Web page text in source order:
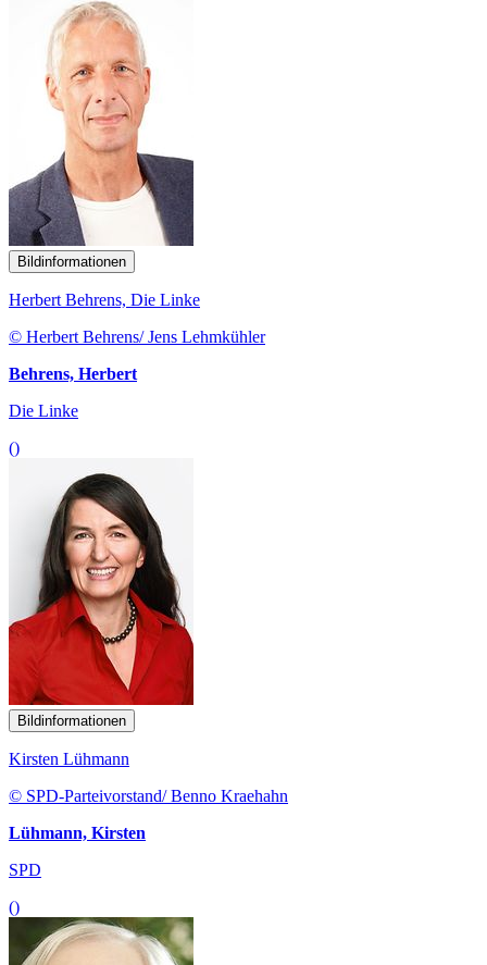
Bildinformationen
Herbert Behrens, Die Linke
© Herbert Behrens/ Jens Lehmkühler
Behrens, Herbert
Die Linke
()
Bildinformationen
Kirsten Lühmann
© SPD-Parteivorstand/ Benno Kraehahn
Lühmann, Kirsten
SPD
()